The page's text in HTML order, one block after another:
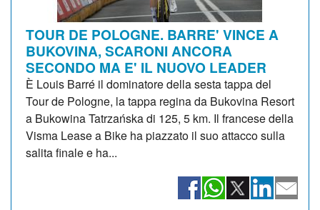
TOUR DE POLOGNE. BARRE' VINCE A
BUKOVINA, SCARONI ANCORA
SECONDO MA E' IL NUOVO LEADER
È Louis Barré il dominatore della sesta tappa del
Tour de Pologne, la tappa regina da Bukovina Resort
a Bukowina Tatrzańska di 125, 5 km. Il francese della
Visma Lease a Bike ha piazzato il suo attacco sulla
salita finale e ha...